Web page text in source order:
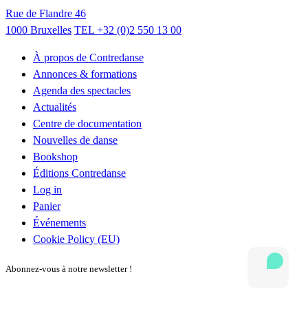
Rue de Flandre 46
1000 Bruxelles TEL +32 (0)2 550 13 00
À propos de Contredanse
Annonces & formations
Agenda des spectacles
Actualités
Centre de documentation
Nouvelles de danse
Bookshop
Éditions Contredanse
Log in
Panier
Événements
Cookie Policy (EU)
Abonnez-vous à notre newsletter !